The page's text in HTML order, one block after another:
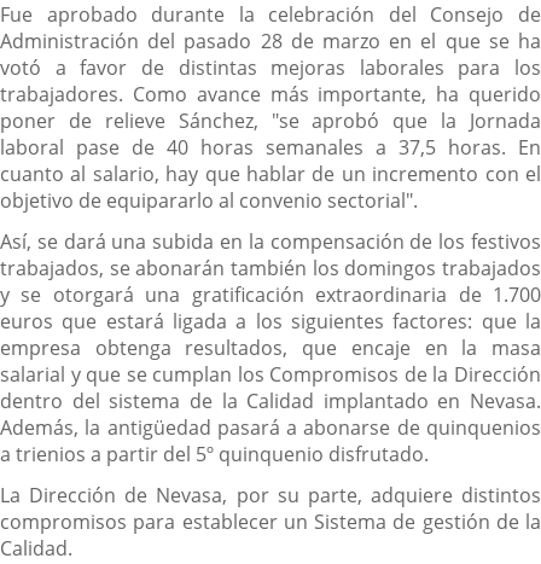
Fue aprobado durante la celebración del Consejo de
Administración del pasado 28 de marzo en el que se ha
votó a favor de distintas mejoras laborales para los
trabajadores. Como avance más importante, ha querido
poner de relieve Sánchez, "se aprobó que la Jornada
laboral pase de 40 horas semanales a 37,5 horas. En
cuanto al salario, hay que hablar de un incremento con el
objetivo de equipararlo al convenio sectorial".
Así, se dará una subida en la compensación de los festivos
trabajados, se abonarán también los domingos trabajados
y se otorgará una gratificación extraordinaria de 1.700
euros que estará ligada a los siguientes factores: que la
empresa obtenga resultados, que encaje en la masa
salarial y que se cumplan los Compromisos de la Dirección
dentro del sistema de la Calidad implantado en Nevasa.
Además, la antigüedad pasará a abonarse de quinquenios
a trienios a partir del 5º quinquenio disfrutado.
La Dirección de Nevasa, por su parte, adquiere distintos
compromisos para establecer un Sistema de gestión de la
Calidad.